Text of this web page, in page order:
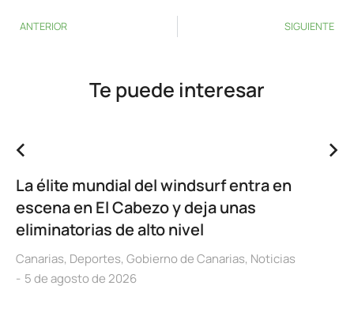
ANTERIOR SIGUIENTE
Te puede interesar
La élite mundial del windsurf entra en
escena en El Cabezo y deja unas
eliminatorias de alto nivel
Canarias, Deportes, Gobierno de Canarias, Noticias
5 de agosto de 2026